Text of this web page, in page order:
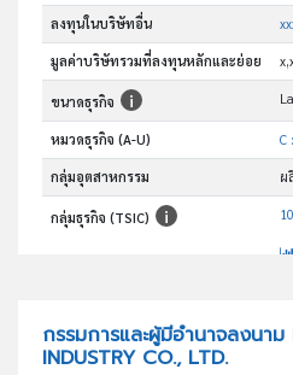
ลงทุนในบริษัทอื่น
มูลค่าบริษัทรวมที่ลงทุนหลักและย่อย
ขนาดธุรกิจ
หมวดธุรกิจ (A-U) C
กลุ่มอุตสาหกรรม ผ
กลุ่มธุรกิจ (TSIC)
กรรมการและผู้มีอำนาจลงนาม
INDUSTRY CO., LTD.